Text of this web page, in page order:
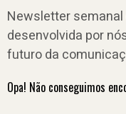
Newsletter
desenvolvida por
futuro da
Opa! Não conseguimos